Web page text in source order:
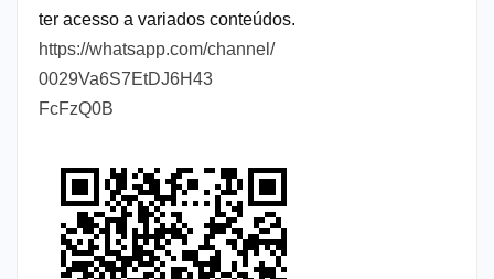
ter acesso a variados conteúdos.
https://whatsapp.com/channel/
0029Va6S7EtDJ6H43
FcFzQ0B